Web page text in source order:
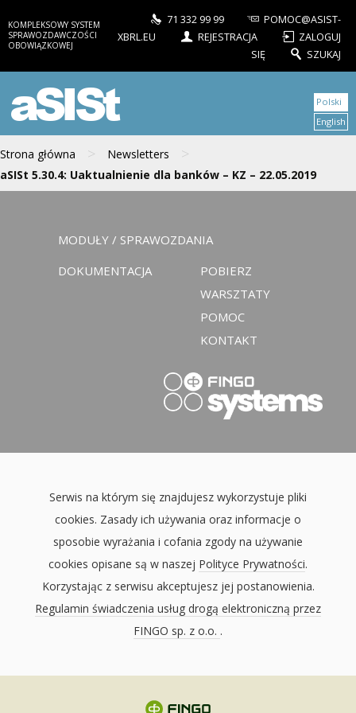
KOMPLEKSOWY SYSTEM
SPRAWOZDAWCZOŚCI
OBOWIĄZKOWEJ
71 332 99 99
POMOC@ASIST-
XBRL.EU
REJESTRACJA
ZALOGUJ
SIĘ
SZUKAJ
aSISt
Strona główna > Newsletters >
aSISt 5.30.4: Uaktualnienie dla banków – KZ – 22.05.2019
Polski
English
MODUŁY / SPRAWOZDANIA
DOKUMENTACJA
POBIERZ
WARSZTATY
POMOC
KONTAKT
Serwis na którym się znajdujesz wykorzystuje pliki
cookies. Zasady ich używania oraz informacje o
sposobie wyrażania i cofania zgody na używanie
cookies opisane są w naszej Polityce Prywatności.
Korzystając z serwisu akceptujesz jej postanowienia.
Regulamin świadczenia usług drogą elektroniczną przez
FINGO sp. z o.o. .